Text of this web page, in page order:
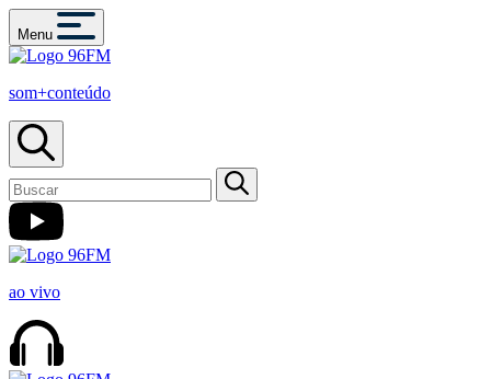
Menu
som+conteúdo
ao vivo